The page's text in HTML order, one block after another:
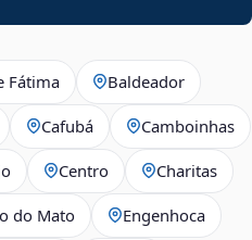
Fátima Baldeador
Cafubá Camboinhas
Centro Charitas
do Mato Engenhoca